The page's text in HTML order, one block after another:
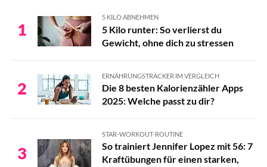
1
5 KILO ABNEHMEN
5 Kilo runter: So verlierst du
Gewicht, ohne dich zu stressen
2
ERNÄHRUNGSTRACKER IM VERGLEICH
Die 8 besten Kalorienzähler Apps
2025: Welche passt zu dir?
3
STAR-WORKOUT-ROUTINE
So trainiert Jennifer Lopez mit 56: 7
Kraftübungen für einen starken,